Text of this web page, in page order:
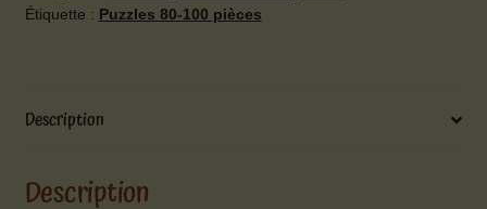
Étiquette : Puzzles 80-100 pièces
Description
Description